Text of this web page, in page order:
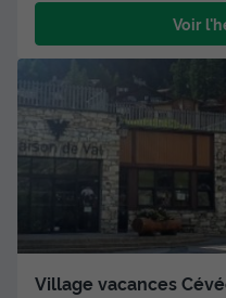
Voir
Village vacances